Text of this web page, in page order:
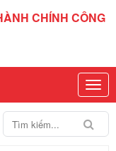
CHÍNH CÔNG